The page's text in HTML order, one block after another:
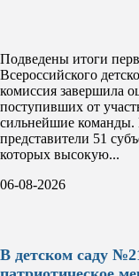
Подведены итоги
Всероссийского
комиссия завершила
поступивших от
сильнейшие
представители 51
которых высокую...
06-08-2026
В детском саду